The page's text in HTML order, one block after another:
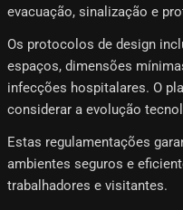
evacuação, sinalização e
Os protocolos de design
espaços, dimensões
infecções hospitalares. O
considerar a evolução
Estas regulamentações
ambientes seguros e
trabalhadores e visitantes.